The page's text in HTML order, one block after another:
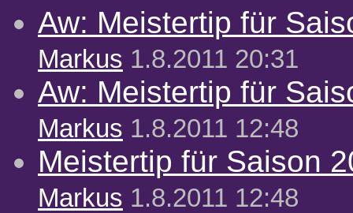
Aw: Meistertip für
Markus 1.8.2011 20:31
Aw: Meistertip für
Markus 1.8.2011 12:48
Meistertip für Saison
Markus 1.8.2011 12:48